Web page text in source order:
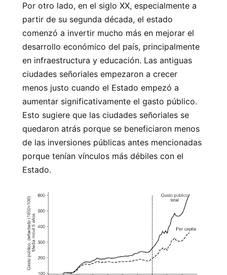
Por otro lado, en el siglo XX, especialmente a
partir de su segunda década, el estado
comenzó a invertir mucho más en mejorar el
desarrollo económico del país, principalmente
en infraestructura y educación. Las antiguas
ciudades señoriales empezaron a crecer
menos justo cuando el Estado empezó a
aumentar significativamente el gasto público.
Esto sugiere que las ciudades señoriales se
quedaron atrás porque se beneficiaron menos
de las inversiones públicas antes mencionadas
porque tenían vínculos más débiles con el
Estado.